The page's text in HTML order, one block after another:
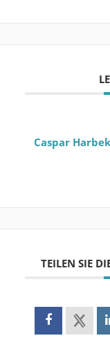
Caspar
TEILEN SIE